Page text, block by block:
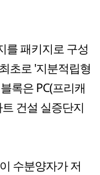
를 패키지로 구성
초로 '지분적립형
록은 PC(프리캐
건설 실증단지
수분양자가 저